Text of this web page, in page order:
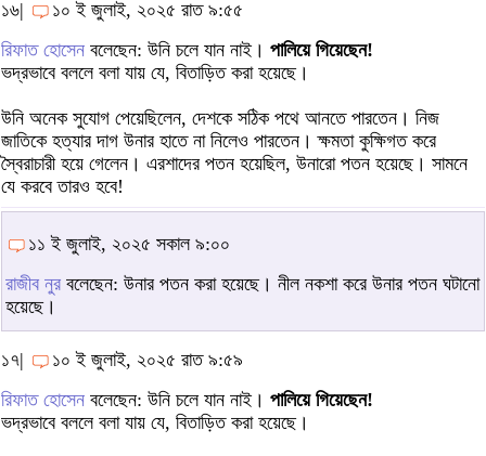
১৬|
১০ ই জুলাই, ২০২৫ রাত ৯:৫৫
রিফাত হোসেন বলেছেন: উনি চলে যান নাই। পালিয়ে গিয়েছেন!
ভদ্রভাবে বললে বলা যায় যে, বিতাড়িত করা হয়েছে।
উনি অনেক সুযোগ পেয়েছিলেন, দেশকে সঠিক পথে আনতে পারতেন। নিজ
জাতিকে হত্যার দাগ উনার হাতে না নিলেও পারতেন। ক্ষমতা কুক্ষিগত করে
স্বৈরাচারী হয়ে গেলেন। এরশাদের পতন হয়েছিল, উনারো পতন হয়েছে। সামনে
যে করবে তারও হবে!
১১ ই জুলাই, ২০২৫ সকাল ৯:০০
রাজীব নুর বলেছেন: উনার পতন করা হয়েছে। নীল নকশা করে উনার পতন ঘটানো
হয়েছে।
১৭|
১০ ই জুলাই, ২০২৫ রাত ৯:৫৯
রিফাত হোসেন বলেছেন: উনি চলে যান নাই। পালিয়ে গিয়েছেন!
ভদ্রভাবে বললে বলা যায় যে, বিতাড়িত করা হয়েছে।